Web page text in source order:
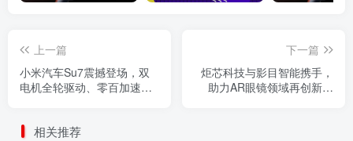
上一篇
小米汽车Su7震撼登场，双
电机全轮驱动、零百加速
下一篇
炬芯科技与影目智能携手，
助力AR眼镜领域再创新突
相关推荐